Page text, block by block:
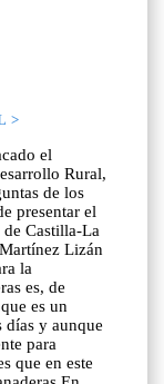
>
el
Rural,
de los
presentar el
de Castilla-La
Lizán
la
es, de
es un
días y aunque
para
que en este